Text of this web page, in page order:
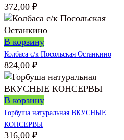
372,00 ₽
В корзину
Колбаса с/к Посольская Останкино
824,00 ₽
В корзину
Горбуша натуральная ВКУСНЫЕ
КОНСЕРВЫ
316,00 ₽